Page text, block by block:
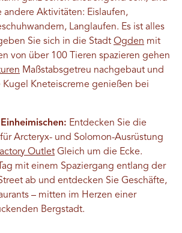
andere Aktivitäten: Eislaufen,
Langlaufen. Es ist alles
Sie sich in die Stadt Ogden mit
von über 100 Tieren spazieren gehen
Maßstabsgetreu nachgebaut und
Kugel Kneteiscreme genießen bei
Entdecken Sie die
Arcteryx- und Solomon-Ausrüstung
Outlet Gleich um die Ecke.
mit einem Spaziergang entlang der
ab und entdecken Sie Geschäfte,
– mitten im Herzen einer
Bergstadt.